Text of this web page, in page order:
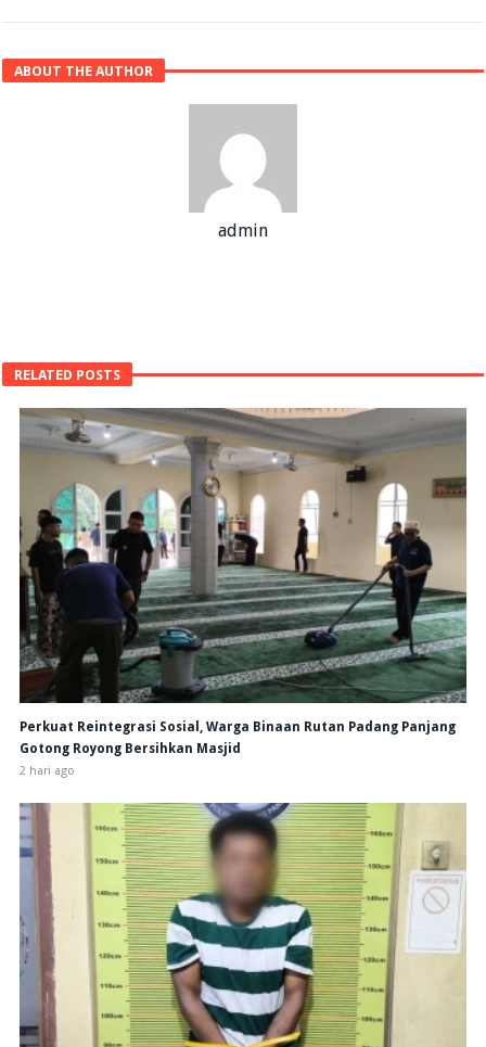
ABOUT THE AUTHOR
admin
RELATED POSTS
Perkuat Reintegrasi Sosial, Warga Binaan Rutan Padang Panjang
Gotong Royong Bersihkan Masjid
2 hari ago